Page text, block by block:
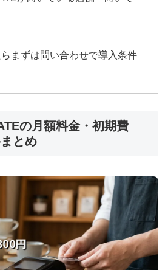
まずは問い合わせで導入条件
の月額料金・初期費
とめ